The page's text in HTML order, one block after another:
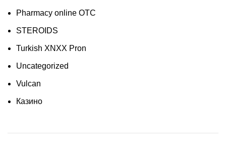
Pharmacy online OTC
STEROIDS
Turkish XNXX Pron
Uncategorized
Vulcan
Казино